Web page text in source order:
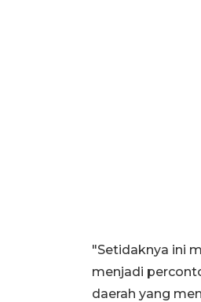
"Setidaknya ini
menjadi
daerah yang